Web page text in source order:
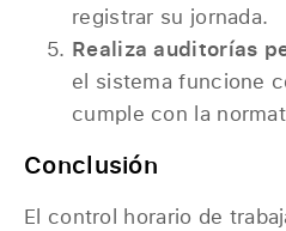
registrar su jornada.
Realiza auditorías
el sistema funcione
cumple con la
Conclusión
El control horario de